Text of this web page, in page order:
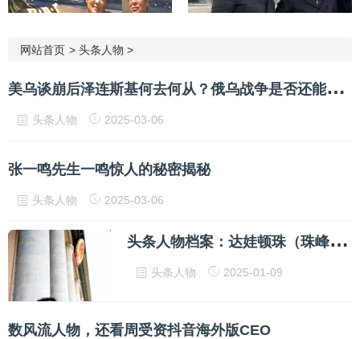
网站首页 > 头条人物 >
美
乌谈崩后泽连斯基何去何从？俄乌战争是否还能实现停火？
头条人物 2025-03-06
张一鸣先生一鸣惊人的秘密揭秘
头条人物 2025-03-06
头
条人物档案：达娃顿珠（珠峰冰川创始人）
头条人物 2025-01-09
数风流人物，还看周受资抖音海外版CEO